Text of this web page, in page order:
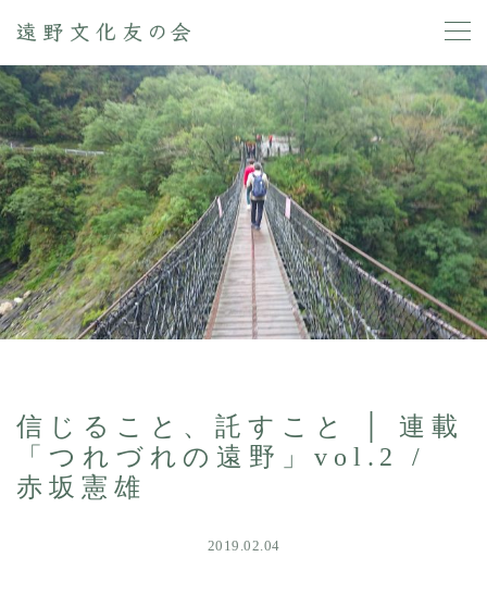
信じること、託すこと │ 連載
「つれづれの遠野」vol.2 /
赤坂憲雄
2019.02.04